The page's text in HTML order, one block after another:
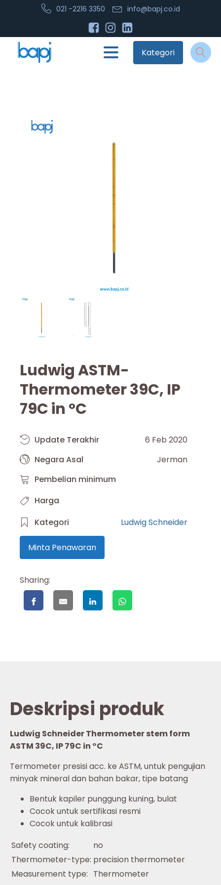
021 -2216 3350 info@bapj.co.id
Kategori
Ludwig ASTM-
Thermometer 39C, IP
79C in °C
Update Terakhir
6 Feb 2020
Negara Asal
Jerman
Pembelian minimum
Harga
Kategori
Ludwig Schneider
Minta Penawaran
Sharing:
Deskripsi produk
Ludwig Schneider Thermometer stem form
ASTM 39C, IP 79C in °C
Termometer presisi acc. ke ASTM, untuk pengujian
minyak mineral dan bahan bakar, tipe batang
Bentuk kapiler punggung kuning, bulat
Cocok untuk sertifikasi resmi
Cocok untuk kalibrasi
Safety coating:
no
Thermometer-type: precision thermometer
Measurement type: Thermometer